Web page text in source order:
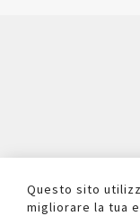
Questo sito
migliorare la tua